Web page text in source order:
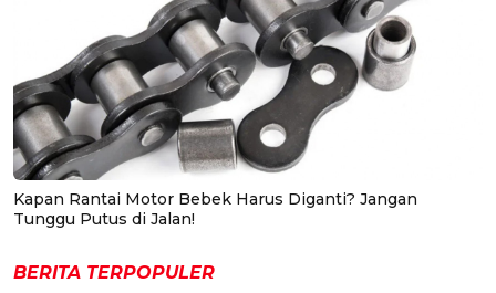
Kapan Rantai Motor Bebek Harus Diganti? Jangan
Tunggu Putus di Jalan!
BERITA TERPOPULER